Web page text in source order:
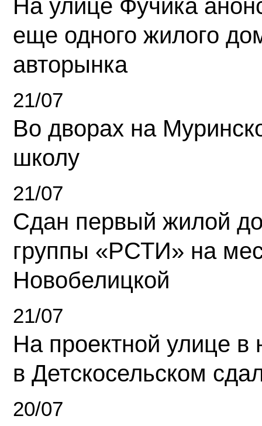
На улице Фучика
еще одного жилого
авторынка
21/07
Во дворах на
школу
21/07
Сдан первый жилой
группы «РСТИ» на
Новобелицкой
21/07
На проектной улице
в Детскосельском
20/07